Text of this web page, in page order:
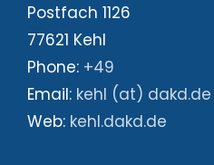
Postfach 1126
77621 Kehl
Phone: +49
Email: kehl (at) dakd.de
Web: kehl.dakd.de